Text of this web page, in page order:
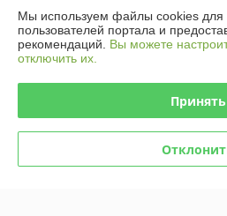
Доставка и оплата
График работы
Мы используем файлы cookies для
пользователей портала и
рекомендаций. Вы можете
отключить их.
Принять